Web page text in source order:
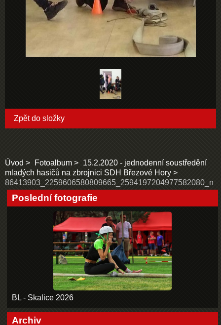
Zpět do složky
Úvod Fotoalbum
15.2.2020 - jednodenní soustředění
mladých hasičů na zbrojnici SDH Březové Hory
86413903_2259606580809665_2594197204977582080_n
Poslední fotografie
BL - Skalice 2026
Archiv